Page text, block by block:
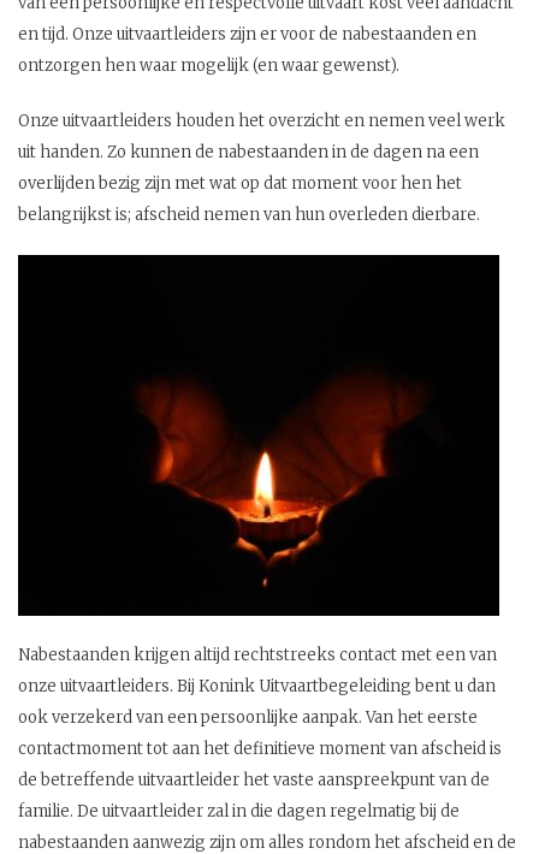
en tijd. Onze uitvaartleiders zijn er voor de nabestaanden en
ontzorgen hen waar mogelijk (en waar gewenst).
Onze uitvaartleiders houden het overzicht en nemen veel werk
uit handen. Zo kunnen de nabestaanden in de dagen na een
overlijden bezig zijn met wat op dat moment voor hen het
belangrijkst is; afscheid nemen van hun overleden dierbare.
Nabestaanden krijgen altijd rechtstreeks contact met een van
onze uitvaartleiders. Bij Konink Uitvaartbegeleiding bent u dan
ook verzekerd van een persoonlijke aanpak. Van het eerste
contactmoment tot aan het definitieve moment van afscheid is
de betreffende uitvaartleider het vaste aanspreekpunt van de
familie. De uitvaartleider zal in die dagen regelmatig bij de
nabestaanden aanwezig zijn om alles rondom het afscheid en de